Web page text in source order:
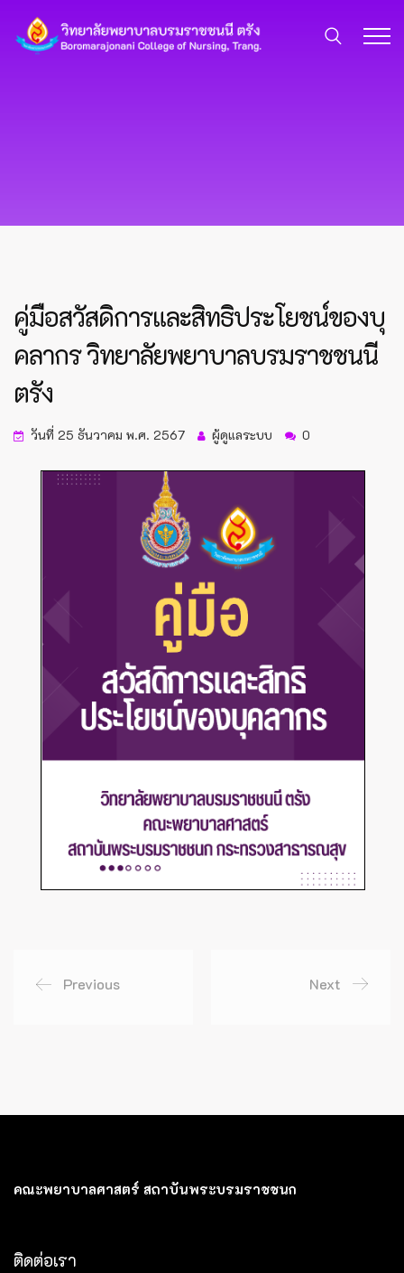
คู่มือสวัสดิการและสิทธิประโยชน์ของบุ
คลากร วิทยาลัยพยาบาลบรมราชชนนี
ตรัง
วันที่ 25 ธันวาคม พ.ศ. 2567 ผู้ดูแลระบบ 0
Previous Next
คณะพยาบาลศาสตร์ สถาบันพระบรมราชชนก
ติดต่อเรา